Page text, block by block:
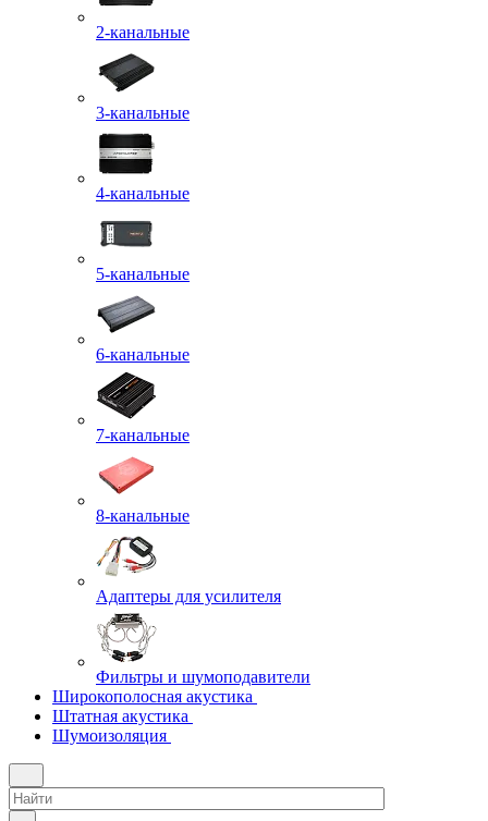
2-канальные
3-канальные
4-канальные
5-канальные
6-канальные
7-канальные
8-канальные
Адаптеры для усилителя
Фильтры и шумоподавители
Широкополосная акустика
Штатная акустика
Шумоизоляция